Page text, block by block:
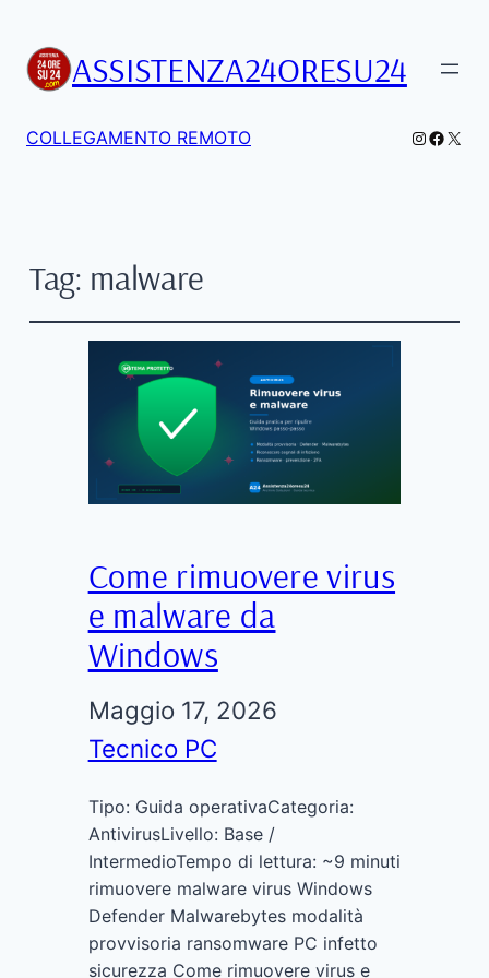
ASSISTENZA24ORESU24
COLLEGAMENTO REMOTO X
Tag: malware
Come rimuovere virus
e malware da
Windows
Maggio 17, 2026
Tecnico PC
Tipo: Guida operativaCategoria:
AntivirusLivello: Base /
IntermedioTempo di lettura: ~9 minuti
rimuovere malware virus Windows
Defender Malwarebytes modalità
provvisoria ransomware PC infetto
sicurezza Come rimuovere virus e